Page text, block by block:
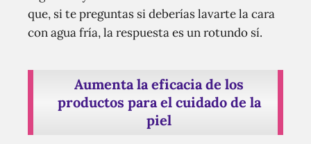
que, si te preguntas si deberías lavarte la cara
con agua fría, la respuesta es un rotundo sí.
Aumenta la eficacia de los
productos para el cuidado de la
piel